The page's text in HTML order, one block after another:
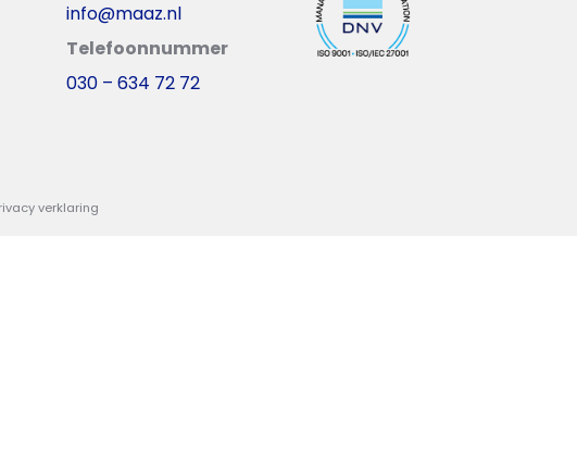
info@maaz.nl
Telefoonnummer
030 – 634 72 72
verklaring